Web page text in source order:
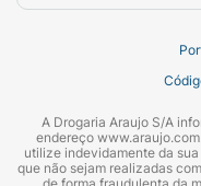
previne novas
mecanismo de
tratamento da
de episódios de
transtorno
ZYPREXA é
em doses
A Drogaria Araujo S/A
endereço
utilize indevidamente da
que não sejam realizadas